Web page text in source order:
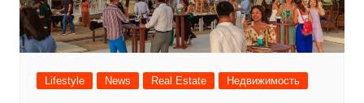
Lifestyle News Real Estate Недвижимость